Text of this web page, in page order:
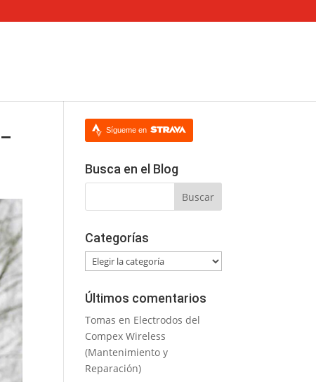
Sígueme en
Busca en el Blog
Categorías
Categorías
Últimos comentarios
Tomas en Electrodos del
Compex Wireless
(Mantenimiento y
Reparación)